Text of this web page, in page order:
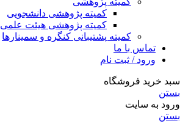
کمیته پژوهشی دانشجویی
کمیته پژوهشی هیئت علمی
کمیته پشتیبانی کنگره و سمینارها
تماس با ما
ورود / ثبت نام
سبد خرید فروشگاه
بستن
ورود به سایت
بستن